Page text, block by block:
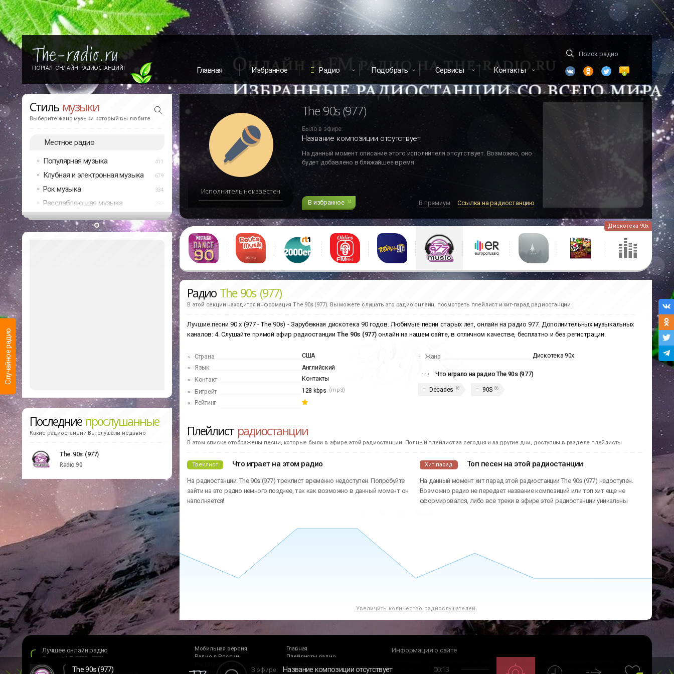
Случайное радио
ПОРТАЛ ОНЛАЙН РАДИОСТАНЦИЙ! Главная Избранное Радио Подобрать Сервисы Контакты
Стиль музыки
Выберите жанр музыки который вы любите
Местное радио
Популярная музыка 411
Клубная и электронная музыка 679
Рок музыка 334
Расслабляющая музыка
Последние прослушанные
Какие радиостанции Вы слушали недавно
The 90s (977)
Radio 90
Исполнитель неизвестен
The 90s (977)
Было в эфире:
Название композиции отсутствует
На данный момент описание этого исполнителя отсутствует. Возможно, оно
будет добавлено в ближайшее время
В избранное 14 В премиум Ссылка на радиостанцию
Дискотека 90х
Радио The 90s (977)
В этой секции находится информация The 90s (977). Вы можете слушать это радио онлайн, посмотреть плейлист и хит-парад радиостанции
Лучшие песни 90 х (977 - The 90s) - Зарубежная дискотека 90 годов. Любимые песни старых лет, онлайн на радио 977. Дополнительных музыкальных
каналов: 4. Слушайте прямой эфир радиостанцииThe 90s (977)онлайн на нашем сайте, в отличном качестве, бесплатно и без регистрации.
Страна
США
Язык
Английский
Контакт
Контакты
Битрейт
128 kbps (mp3)
Рейтинг
Жанр Дискотека 90х
Что играло на радио The 90s (977)
Decades 16 90S 86
Плейлист радиостанции
В этом списке отображены песни, которые были в эфире этой радиостанции. Полный плейлист за сегодня и за другие дни, доступны в разделе плейлисты
Треклист Что играет на этом радио
На радиостанции: The 90s (977) треклист временно недоступен. Попробуйте
зайти на это радио немного позднее, так как возможно в данный момент он
наполняется!
Хит парад Топ песен на этой радиостанции
На данный момент хит парад этой радиостанции The 90s (977) недоступен.
Возможно радио не передает название композиций или топ хит еще не
сформировался, либо все треки в эфире этой радиостанции уникальны
Увеличить количество радиослушателей
Лучшее онлайн радио
Copyright © 2009 - 2026
Мобильная версия
Главная
Радио в России
Плейлисты радио
Расширение радио для
Информация о сайте
любое интернет радио доступно без регистрации и большая часть этих радио транслируется в HD
The 90s (977) В эфире: Название композиции отсутствует 00:13